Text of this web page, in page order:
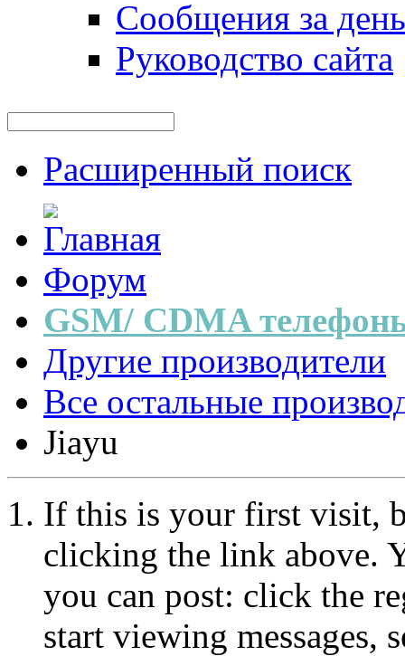
Сообщения за день
Руководство сайта
Расширенный поиск
Форум
GSM/ CDMA
Другие производители
Все остальные
Jiayu
If this is your first visit,
clicking the link above.
you can post: click the
start viewing messages,